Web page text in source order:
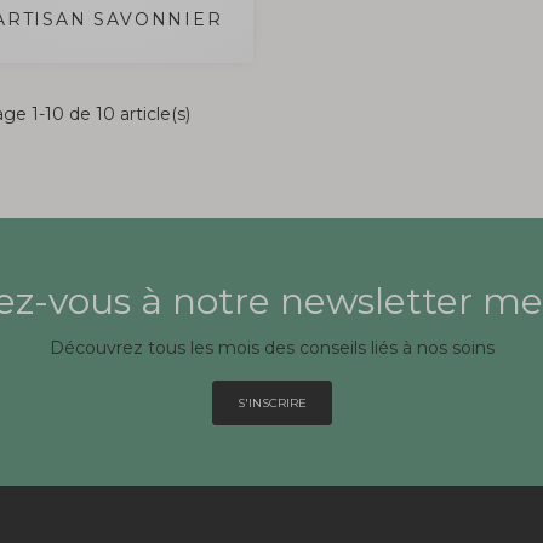
SAVONNIER
1-10 de 10 article(s)
vous à notre newsletter
Découvrez tous les mois des conseils liés à nos soins
S'INSCRIRE